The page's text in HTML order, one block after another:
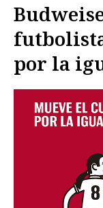
por la